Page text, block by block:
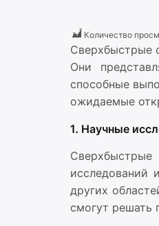
Количество
Сверхбыстрые
Они
способные
ожидаемые
1. Научные
исследований
других
смогут решать